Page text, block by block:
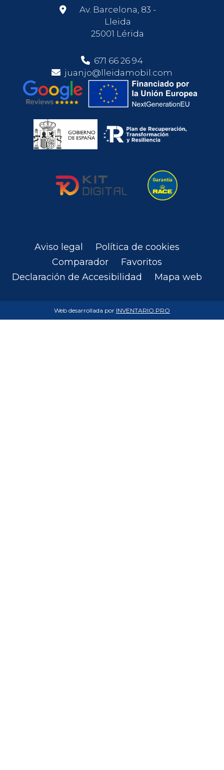
Av. Barcelona, 83 -
Lleida
25001 Lérida
671 66 26 94
juanjo@lleidamobil.com
Aviso legal
Política de cookies
Comparador
Favoritos
Declaración de Accesibilidad
Mapa web
Web desarrollada por INVENTARIO.PRO